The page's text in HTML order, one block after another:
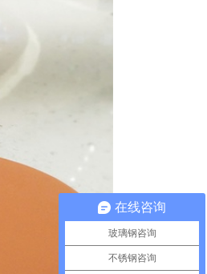
在线咨询
玻璃钢咨询
不锈钢咨询